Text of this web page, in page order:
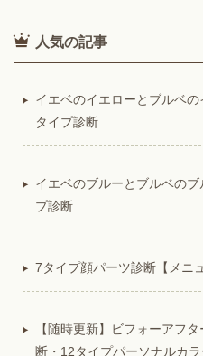
人気の記事
イエベのイエローとブルベ
タイプ診断
イエベのブルーとブルベの
プ診断
7タイプ顔パーツ診断【メニ
【随時更新】ビフォーアフ
断・12タイプパーソナルカ